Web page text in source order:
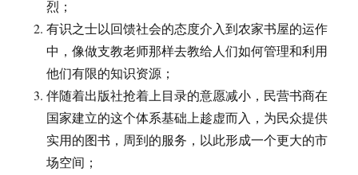
烈；
有识之士以回馈社会的态度介入到农家书屋的运作
中，像做支教老师那样去教给人们如何管理和利用
他们有限的知识资源；
伴随着出版社抢着上目录的意愿减小，民营书商在
国家建立的这个体系基础上趁虚而入，为民众提供
实用的图书，周到的服务，以此形成一个更大的市
场空间；